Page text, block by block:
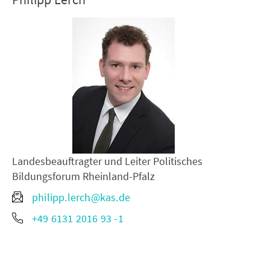
Landesbeauftragter und Leiter Politisches
Bildungsforum Rheinland-Pfalz
philipp.lerch@kas.de
+49 6131 2016 93 -1